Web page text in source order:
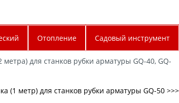
Отопление Садовый инструмент
для станков рубки арматуры GQ-40, GQ-
(1 метр) для станков рубки арматуры GQ-50 >>>